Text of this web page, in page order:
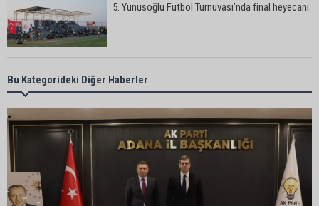
5. Yunusoğlu Futbol Turnuvası’nda final heyecanı
Ceyhan’da Necdet Sevinç Parkı’nda bakım
çalışması
Orhan Bayram’dan AK Parti’ye Yüreğir çıkışı:
“Bizim belediye meclis üyelerimize ne yaptınız?
Siz önce onu anlatın”
Bu Kategorideki Diğer Haberler